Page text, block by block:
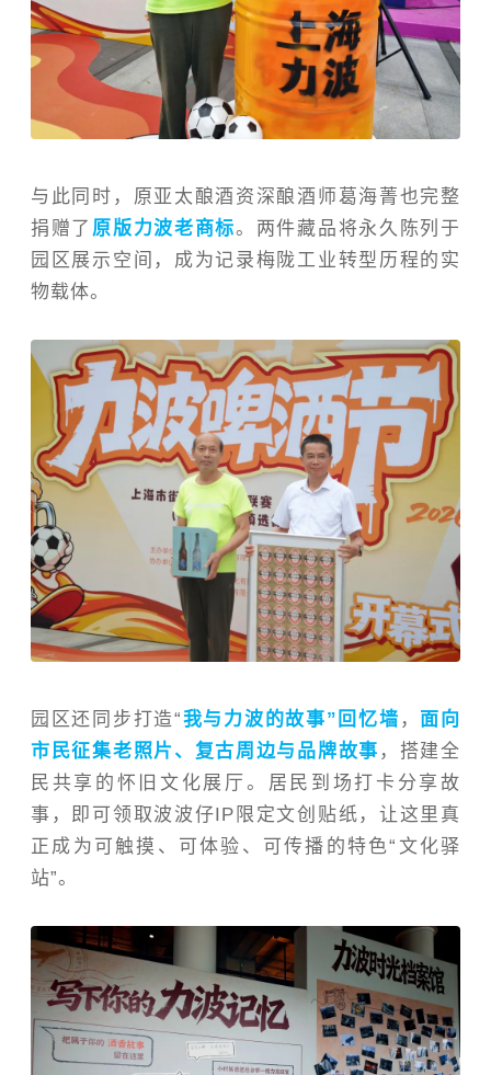
与此同时，原亚太酿酒资深酿酒师葛海菁也完整
捐赠了 原版力波老商标。两件藏品将永久陈列于
园区展示空间，成为记录梅陇工业转型历程的实
物载体。
园区还同步打造“我与力波的故事”回忆墙 ， 面向
市民征集老照片、复古周边与品牌故事 ，搭建全
民共享的怀旧文化展厅。居民到场打卡分享故
事，即可领取波波仔IP限定文创贴纸，让这里真
正成为可触摸、可体验、可传播的特色“文化驿
站”。